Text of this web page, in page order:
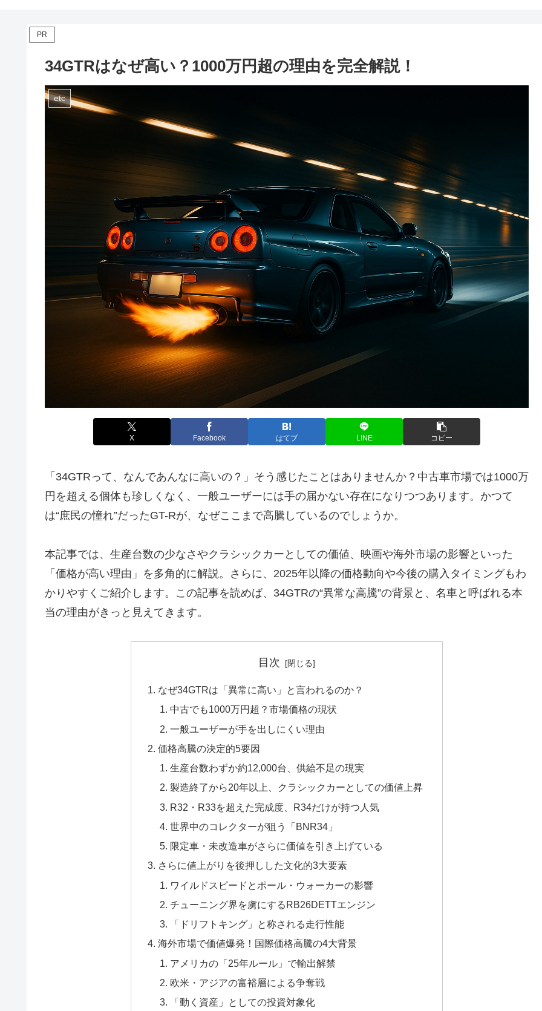
PR
34GTRはなぜ高い？1000万円超の理由を完全解説！
etc
X Facebook はてブ LINE コピー
「34GTRって、なんであんなに高いの？」そう感じたことはありませんか？中古車市場では1000万
円を超える個体も珍しくなく、一般ユーザーには手の届かない存在になりつつあります。かつて
は“庶民の憧れ”だったGT-Rが、なぜここまで高騰しているのでしょうか。
本記事では、生産台数の少なさやクラシックカーとしての価値、映画や海外市場の影響といった
「価格が高い理由」を多角的に解説。さらに、2025年以降の価格動向や今後の購入タイミングもわ
かりやすくご紹介します。この記事を読めば、34GTRの“異常な高騰”の背景と、名車と呼ばれる本
当の理由がきっと見えてきます。
目次
なぜ34GTRは「異常に高い」と言われるのか？
中古でも1000万円超？市場価格の現状
一般ユーザーが手を出しにくい理由
価格高騰の決定的5要因
生産台数わずか約12,000台、供給不足の現実
製造終了から20年以上、クラシックカーとしての価値上昇
R32・R33を超えた完成度、R34だけが持つ人気
世界中のコレクターが狙う「BNR34」
限定車・未改造車がさらに価値を引き上げている
さらに値上がりを後押しした文化的3大要素
ワイルドスピードとポール・ウォーカーの影響
チューニング界を虜にするRB26DETTエンジン
「ドリフトキング」と称される走行性能
海外市場で価値爆発！国際価格高騰の4大背景
アメリカの「25年ルール」で輸出解禁
欧米・アジアの富裕層による争奪戦
「動く資産」としての投資対象化